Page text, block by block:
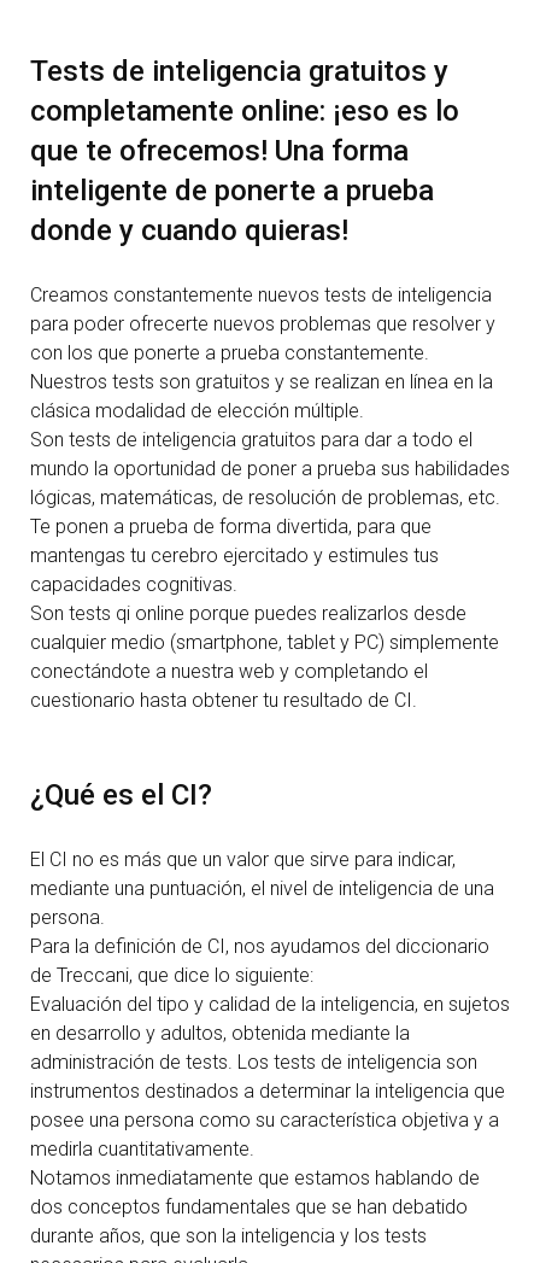
Tests de inteligencia gratuitos y
completamente online: ¡eso es lo
que te ofrecemos! Una forma
inteligente de ponerte a prueba
donde y cuando quieras!
Creamos constantemente nuevos tests de inteligencia
para poder ofrecerte nuevos problemas que resolver y
con los que ponerte a prueba constantemente.
Nuestros tests son gratuitos y se realizan en línea en la
clásica modalidad de elección múltiple.
Son tests de inteligencia gratuitos para dar a todo el
mundo la oportunidad de poner a prueba sus habilidades
lógicas, matemáticas, de resolución de problemas, etc.
Te ponen a prueba de forma divertida, para que
mantengas tu cerebro ejercitado y estimules tus
capacidades cognitivas.
Son tests qi online porque puedes realizarlos desde
cualquier medio (smartphone, tablet y PC) simplemente
conectándote a nuestra web y completando el
cuestionario hasta obtener tu resultado de CI.
¿Qué es el CI?
El CI no es más que un valor que sirve para indicar,
mediante una puntuación, el nivel de inteligencia de una
persona.
Para la definición de CI, nos ayudamos del diccionario
de Treccani, que dice lo siguiente:
Evaluación del tipo y calidad de la inteligencia, en sujetos
en desarrollo y adultos, obtenida mediante la
administración de tests. Los tests de inteligencia son
instrumentos destinados a determinar la inteligencia que
posee una persona como su característica objetiva y a
medirla cuantitativamente.
Notamos inmediatamente que estamos hablando de
dos conceptos fundamentales que se han debatido
durante años, que son la inteligencia y los tests